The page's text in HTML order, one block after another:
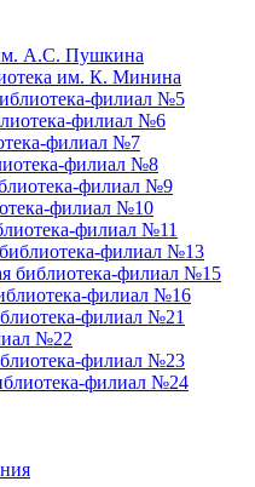
А.С. Пушкина
им. К. Минина
филиал №5
филиал №6
филиал №7
филиал №8
филиал №9
филиал №10
филиал №11
филиал №13
библиотека-филиал №15
филиал №16
филиал №21
№22
филиал №23
филиал №24